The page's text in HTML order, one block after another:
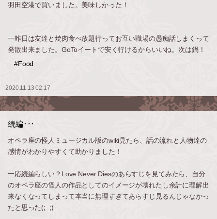
羽田空港で買いました。美味しかった！
一昨日は友達と焼肉食べ放題行ってお互い職場の愚痴話しまくって
発散出来ました。GoToイートで安く行けるからいいね。次は鍋！
#Food
2020.11.13 02:17
続編･･･
オペラ座の怪人ミュージカル版のwiki見たら、話の流れと人物達の
感情がわかりやすくて助かりました！
一応続編らしい？Love Never Diesのあらすじを見てみたら、自分
のオペラ座の怪人の作品としてのイメージが壊れたし余計に理解出
来なくなってしまって本当に無理すぎてあらすじ見るんじゃなかっ
たと思った(;_;)